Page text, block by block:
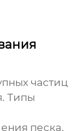
частиц
Типы
песка,